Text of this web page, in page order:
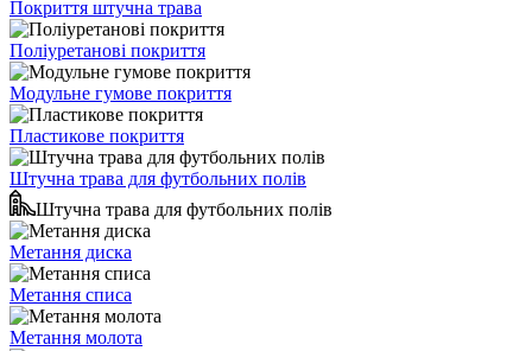
Покриття штучна трава
Поліуретанові покриття
Модульне гумове покриття
Пластикове покриття
Штучна трава для футбольних полів
Штучна трава для футбольних полів
Метання диска
Метання списа
Метання молота